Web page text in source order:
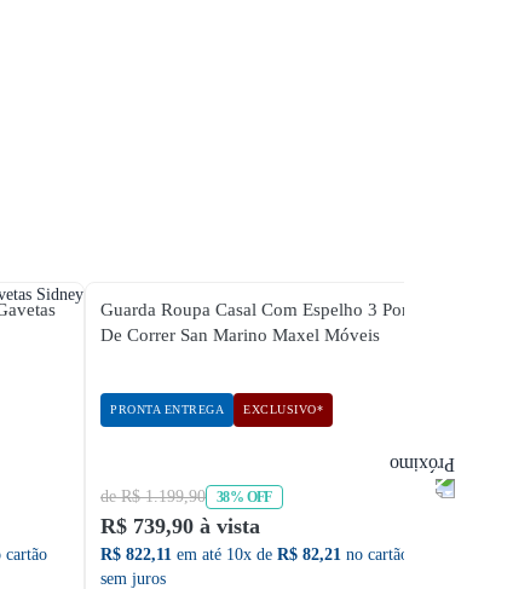
cartão
Guarda Roupa Casal Com Espelho 3 Portas
De Correr San Marino Maxel Móveis
PRONTA ENTREGA EXCLUSIVO*
de R$ 1.199,90 38% OFF
R$ 739,90 à vista
R$ 822,11 em até 10x de R$ 82,21 no cartão
sem juros